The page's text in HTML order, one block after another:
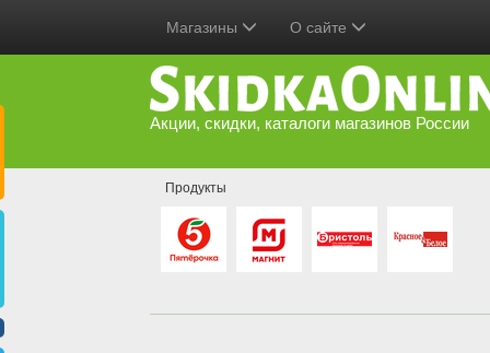
Магазины О сайте
Акции, скидки, каталоги магазинов России
Продукты